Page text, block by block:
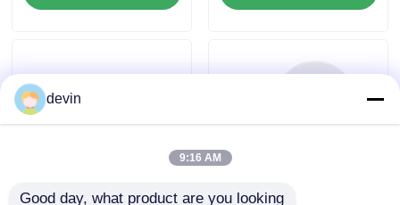
हमसे संपर्क करें
उद्धरण मांगें
devin
9:16 AM
Good day, what product are you looking